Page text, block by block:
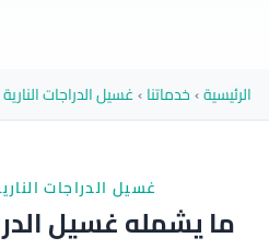
الرئيسية›خدماتنا›غسيل الدراجات النارية
غسيل الدراجات
ما يشمله غسيل